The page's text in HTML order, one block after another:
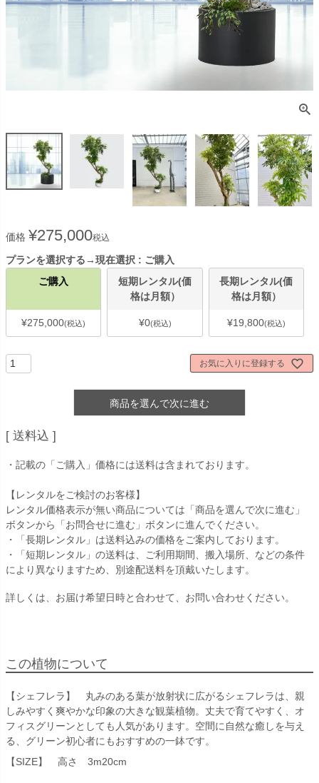
価格 ¥275,000税込
プランを選択する→現在選択
ご購入
ご購入
¥275,000 税込
短期レンタル(価
格は月額）
¥0 税込
長期レンタル(価
格は月額）
¥19,800 税込
お気に入りに登録する
商品を選んで次に進む
送料込
・記載の「ご購入」価格には送料は含まれております。
【レンタルをご検討のお客様】
レンタル価格表示が無い商品については「商品を選んで次に進む」
ボタンから「お問合せに進む」ボタンに進んでください。
・「長期レンタル」は送料込みの価格をご案内しております。
・「短期レンタル」の送料は、ご利用期間、搬入場所、などの条件
により異なりますため、別途配送料を頂戴いたします。
詳しくは、お届け希望日時と合わせて、お問い合わせください。
この植物について
【シェフレラ】 丸みのある葉が放射状に広がるシェフレラは、親
しみやすく爽やかな印象の大きな観葉植物。丈夫で育てやすく、オ
フィスグリーンとしても人気があります。空間に自然な癒しを与え
る、グリーン初心者にもおすすめの一鉢です。
【SIZE】 高さ 3m20cm